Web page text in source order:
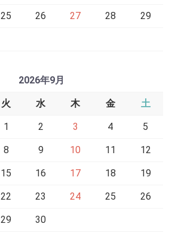
25 26 27 28 29
2026年9月
火 水 木 金 土
1 2 3 4 5
8 9 10 11 12
15 16 17 18 19
22 23 24 25 26
29 30